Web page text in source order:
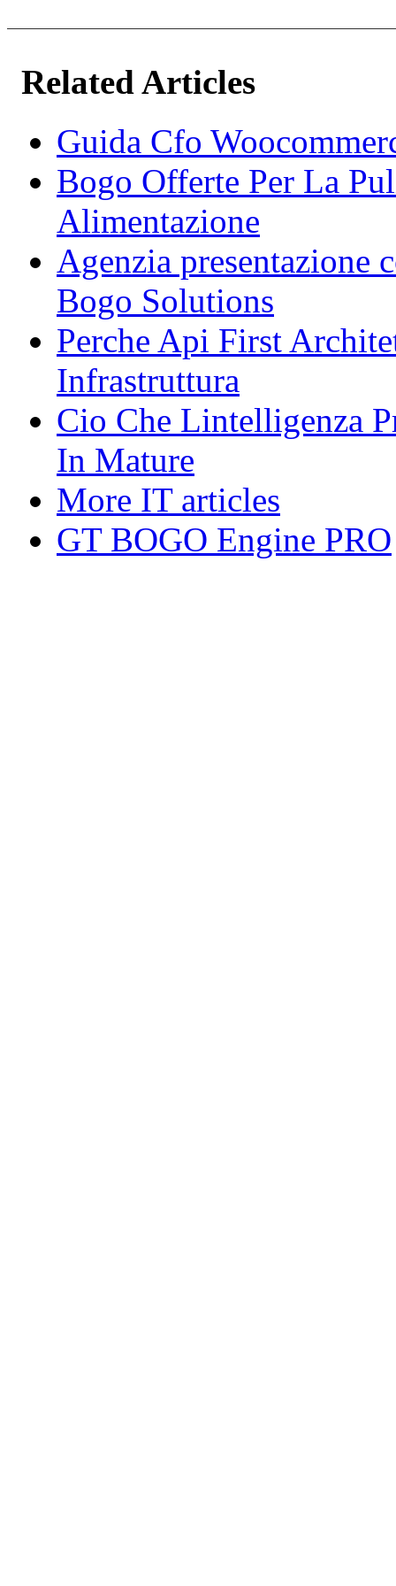
Related Articles
Guida Cfo
Bogo Offerte Per La
Alimentazione
Agenzia presentazione
Bogo Solutions
Perche Api First
Infrastruttura
Cio Che Lintelligenza
In Mature
More IT articles
GT BOGO Engine PRO